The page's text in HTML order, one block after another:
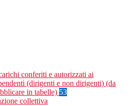
conferiti e autorizzati ai
(dirigenti e non dirigenti) (da
in tabelle) 53
collettiva